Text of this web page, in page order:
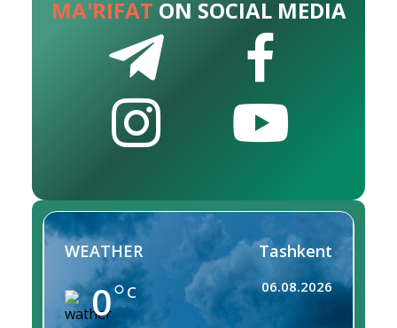
MA'RIFAT ON SOCIAL MEDIA
WEATHER
0 C
Tashkent
06.08.2026